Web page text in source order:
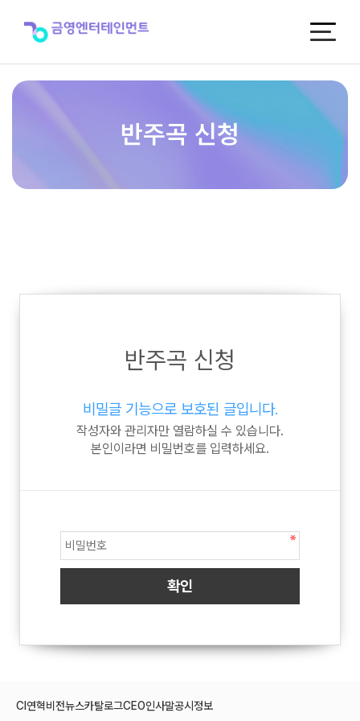
반주곡 신청
반주곡 신청
비밀글 기능으로 보호된 글입니다.
작성자와 관리자만 열람하실 수 있습니다.
본인이라면 비밀번호를 입력하세요.
CI 연혁비전뉴스카탈로그CEO인사말공시정보